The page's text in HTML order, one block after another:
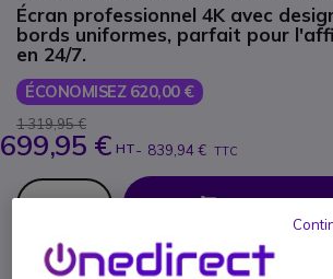
Écran professionnel 4K avec
bords uniformes, parfait pour
en 24/7.
ÉCONOMISEZ 620,00 €
1 319,95 €
699,95 € HT- 839,94 € TTC
Qté
AJOUTER
DEVIS EN 4 HEURES